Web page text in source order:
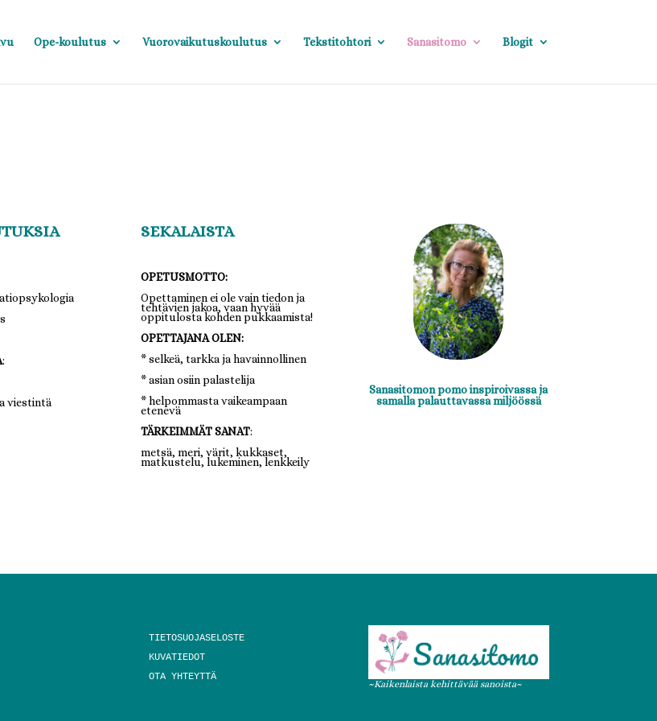
Ope-koulutus Vuorovaikutuskoulutus Tekstitohtori Sanasitomo Blogit
:
viestintä
SEKALAISTA
OPETUSMOTTO:
Opettaminen ei ole vain tiedon ja
tehtävien jakoa, vaan hyvää
oppitulosta kohden pukkaamista!
OPETTAJANA OLEN:
* selkeä, tarkka ja havainnollinen
* asian osiin palastelija
* helpommasta vaikeampaan
etenevä
TÄRKEIMMÄT SANAT:
metsä, meri, värit, kukkaset,
matkustelu, lukeminen, lenkkeily
Sanasitomon pomo inspiroivassa ja
samalla palauttavassa miljöössä
TIETOSUOJASELOSTE
KUVATIEDOT
OTA YHTEYTTÄ
~Kaikenlaista kehittävää sanoista~